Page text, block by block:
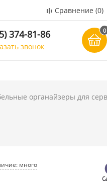
Сравнение (0)
374-81-86
звонок
0
органайзеры для
много